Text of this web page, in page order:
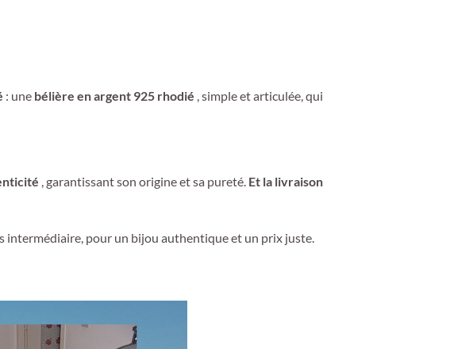
: une bélière en argent 925 rhodié , simple et articulée, qui
, garantissant son origine et sa pureté. Et la livraison
intermédiaire, pour un bijou authentique et un prix juste.